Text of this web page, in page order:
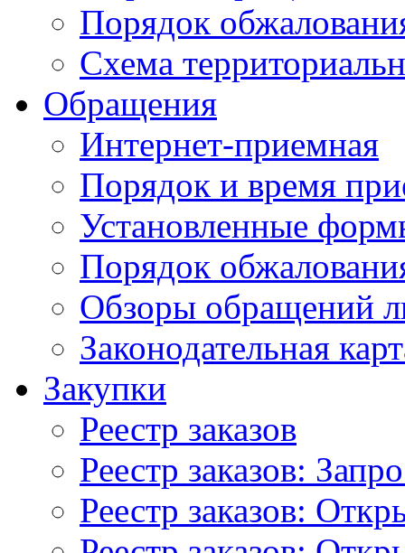
Порядок
Схема
Обращения
Интернет-приемная
Порядок и время
Установленные
Порядок
Обзоры обращений
Законодательная
Закупки
Реестр заказов
Реестр заказов:
Реестр заказов: